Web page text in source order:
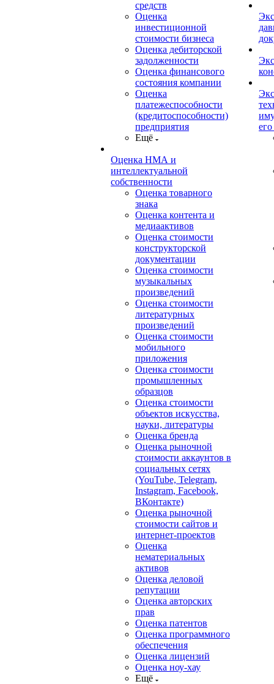
средств
Оценка
инвестиционной
стоимости бизнеса
Оценка дебиторской
задолженности
Оценка финансового
состояния компании
Оценка
платежеспособности
(кредитоспособности)
предприятия
Ещё
Оценка НМА и
интеллектуальной
собственности
Оценка товарного
знака
Оценка контента и
медиаактивов
Оценка стоимости
конструкторской
документации
Оценка стоимости
музыкальных
произведений
Оценка стоимости
литературных
произведений
Оценка стоимости
мобильного
приложения
Оценка стоимости
промышленных
образцов
Оценка стоимости
объектов искусства,
науки, литературы
Оценка бренда
Оценка рыночной
стоимости аккаунтов в
социальных сетях
(YouTube, Telegram,
Instagram, Facebook,
ВКонтакте)
Оценка рыночной
стоимости сайтов и
интернет-проектов
Оценка
нематериальных
активов
Оценка деловой
репутации
Оценка авторских
прав
Оценка патентов
Оценка программного
обеспечения
Оценка лицензий
Оценка ноу-хау
Ещё